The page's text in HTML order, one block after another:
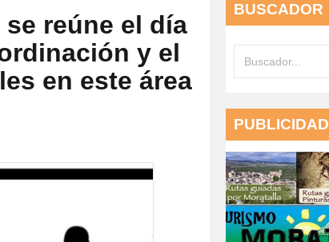
reúne el día
y el
en este área
BUSCADOR
PUBLICIDAD